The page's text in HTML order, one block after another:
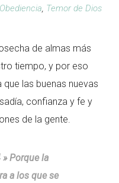
Obediencia, Temor de Dios
de almas más
tiempo, y por eso
las buenas nuevas
confianza y fe y
de la gente.
» Porque la
a los que se